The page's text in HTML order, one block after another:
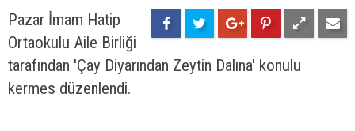
Pazar İmam Hatip
Ortaokulu Aile Birliği
tarafından 'Çay Diyarından Zeytin Dalına' konulu
kermes düzenlendi.